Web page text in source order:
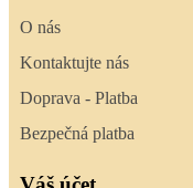
O nás
Kontaktujte nás
Doprava - Platba
Bezpečná platba